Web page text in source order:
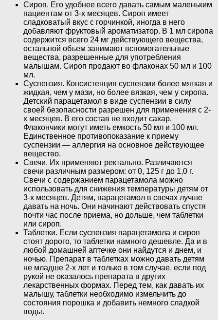
Сироп. Его удобнее всего давать самым маленьким
пациентам от 3-х месяцев. Сироп имеет
сладковатый вкус с горчинкой, иногда в него
добавляют фруктовый ароматизатор. В 1 мл сиропа
содержится всего 24 мг действующего вещества,
остальной объем занимают вспомогательные
вещества, разрешенные для употребления
малышам. Сироп продают во флаконах 50 мл и 100
мл.
Суспензия. Консистенция суспензии более мягкая и
жидкая, чем у мази, но более вязкая, чем у сиропа.
Детский парацетамол в виде суспензии в силу
своей безопасности разрешен для применения с 2-
х месяцев. В его состав не входит сахар.
Флакончики могут иметь емкость 50 мл и 100 мл.
Единственное противопоказание к приему
суспензии — аллергия на основное действующее
вещество.
Свечи. Их применяют ректально. Различаются
свечи различным размером: от 0, 125 г до 1,0 г.
Свечи с содержанием парацетамола можно
использовать для снижения температуры детям от
3-х месяцев. Детям, парацетамол в свечах лучше
давать на ночь. Они начинают действовать спустя
почти час после приема, но дольше, чем таблетки
или сироп.
Таблетки. Если суспензия парацетамола и сироп
стоят дорого, то таблетки намного дешевле. Да и в
любой домашней аптечке они найдутся и днем, и
ночью. Препарат в таблетках можно давать детям
не младше 2-х лет и только в том случае, если под
рукой не оказалось препарата в других
лекарственных формах. Перед тем, как давать их
малышу, таблетки необходимо измельчить до
состояния порошка и добавить немного сладкой
воды.